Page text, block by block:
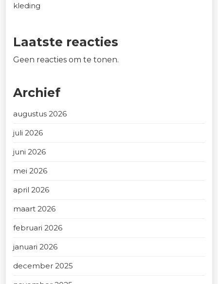
kleding
Laatste reacties
Geen reacties om te tonen.
Archief
augustus 2026
juli 2026
juni 2026
mei 2026
april 2026
maart 2026
februari 2026
januari 2026
december 2025